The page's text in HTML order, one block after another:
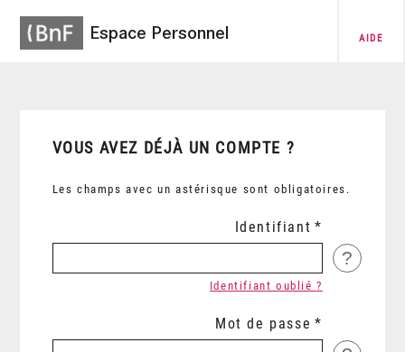
Espace Personnel AIDE
VOUS AVEZ DÉJÀ UN COMPTE ?
Les champs avec un astérisque sont obligatoires.
Identifiant
?
Identifiant oublié ?
Mot de passe